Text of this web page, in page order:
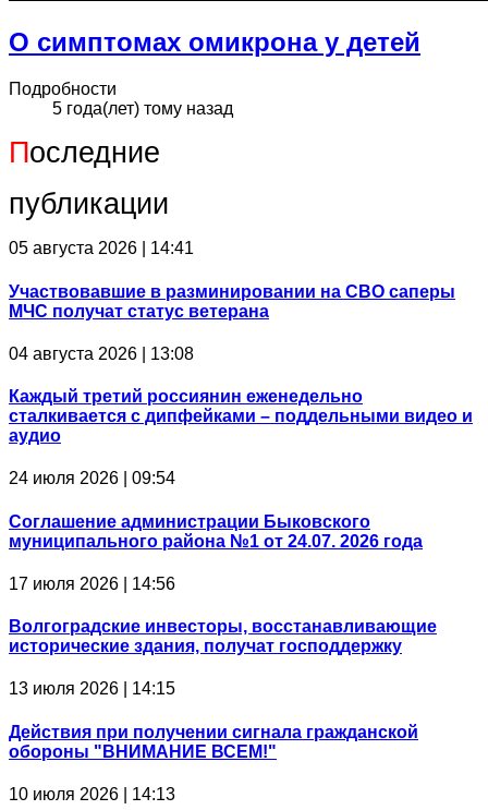
О симптомах омикрона у детей
Подробности
5 года(лет) тому назад
Последние
публикации
05 августа 2026 | 14:41
Участвовавшие в разминировании на СВО саперы
МЧС получат статус ветерана
04 августа 2026 | 13:08
Каждый третий россиянин еженедельно
сталкивается с дипфейками – поддельными видео и
аудио
24 июля 2026 | 09:54
Соглашение администрации Быковского
муниципального района №1 от 24.07. 2026 года
17 июля 2026 | 14:56
Волгоградские инвесторы, восстанавливающие
исторические здания, получат господдержку
13 июля 2026 | 14:15
Действия при получении сигнала гражданской
обороны "ВНИМАНИЕ ВСЕМ!"
10 июля 2026 | 14:13